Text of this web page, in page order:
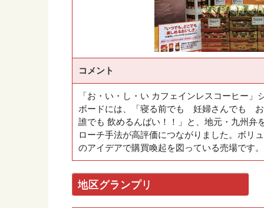
コメント
「お・い・し・い カフェインレスコーヒー
ボードには、「寝る前でも 妊婦さんでも お
誰でも 飲めるんばい！！」と、地元・九州弁
ローチ手法が高評価につながりました。ボリ
のアイデアで購買喚起を図っている売場です。
地区グランプリ